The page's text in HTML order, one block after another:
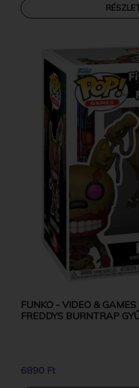
FUNKO - VIDEO &
FREDDYS BURNTRAP
6890 Ft